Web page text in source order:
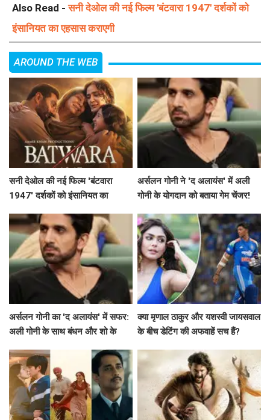
Also Read -सनी देओल की नई फिल्म 'बंटवारा 1947' दर्शकों को
इंसानियत का एहसास कराएगी
AROUND THE WEB
सनी देओल की नई फिल्म 'बंटवारा
1947' दर्शकों को इंसानियत का
अर्सलन गोनी ने 'द अलायंस' में अली
गोनी के योगदान को बताया गेम चेंजर!
अर्सलन गोनी का 'द अलायंस' में सफर:
अली गोनी के साथ बंधन और शो के
क्या मृणाल ठाकुर और यशस्वी जायसवाल
के बीच डेटिंग की अफवाहें सच हैं?